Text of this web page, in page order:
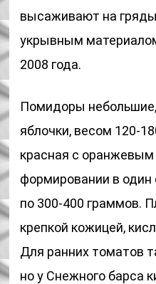
высаживают на гряды
укрывным
2008 года.
Помидоры
яблочки, весом 120-
красная с
формировании в
по 300-400 граммов.
крепкой кожицей,
Для ранних томатов
но у Снежного барса